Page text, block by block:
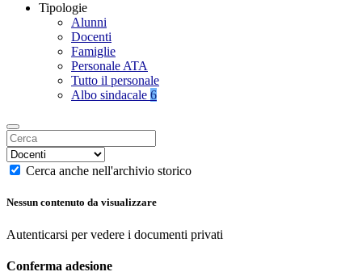
Tipologie
Alunni
Docenti
Famiglie
Personale ATA
Tutto il personale
Albo sindacale 6
Cerca anche nell'archivio storico
Nessun contenuto da visualizzare
Autenticarsi per vedere i documenti privati
Conferma adesione